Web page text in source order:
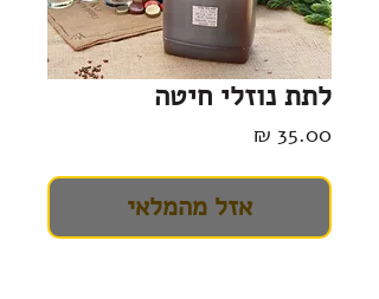
לתת נוזלי חיטה
אזל מהמלאי